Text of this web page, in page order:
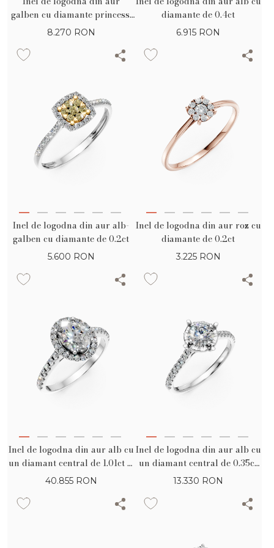
galben cu diamante princess,
baguette si rotunde de 0.39ct
8.270 RON
diamante de 0.4ct
6.915 RON
Inel de logodna din aur alb-
galben cu diamante de 0.2ct
5.600 RON
Inel de logodna din aur roz cu
diamante de 0.2ct
3.225 RON
Inel de logodna din aur alb cu
un diamant central de 1.01ct si
diamante de 0.38ct
40.855 RON
Inel de logodna din aur alb cu
un diamant central de 0.35ct
si diamante de 0.16ct
13.330 RON